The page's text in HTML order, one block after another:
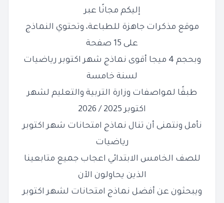
إليكم مجانًا عبر
موقع مذكرات جاهزة للطباعة، وتحتوي النماذج
على 15 صفحة
وبحجم 4 ميجا أقوى نماذج شهر اكتوبر رياضيات
لسنة خامسة
طبقًا لمواصفات وزارة التربية والتعليم لشهر
اكتوبر 2025 / 2026
نأمل ونتمنى أن تنال نماذج امتحانات شهر اكتوبر
رياضيات
للصف الخامس الابتدائي اعجاب جميع متابعينا
الذين يحاولون الآن
ويبحثون عن أفضل نماذج امتحانات لشهر اكتوبر